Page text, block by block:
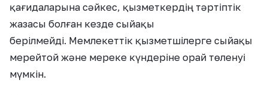
қағидаларына сәйкес, қызметкердің тәртіптік
жазасы болған кезде сыйақы
берілмейді. Мемлекеттік қызметшілерге сыйақы
мерейтой және мереке күндеріне орай төленуі
мүмкін.